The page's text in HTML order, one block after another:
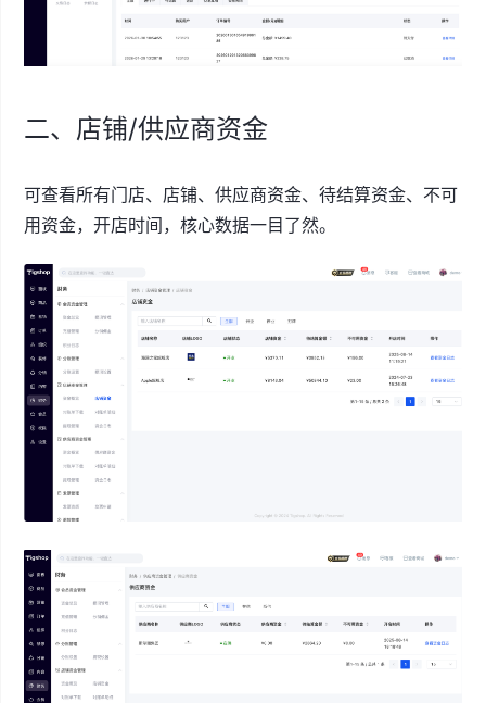
二、店铺/供应商资金
可查看所有门店、店铺、供应商资金、待结算资金、不可
用资金，开店时间，核心数据一目了然。